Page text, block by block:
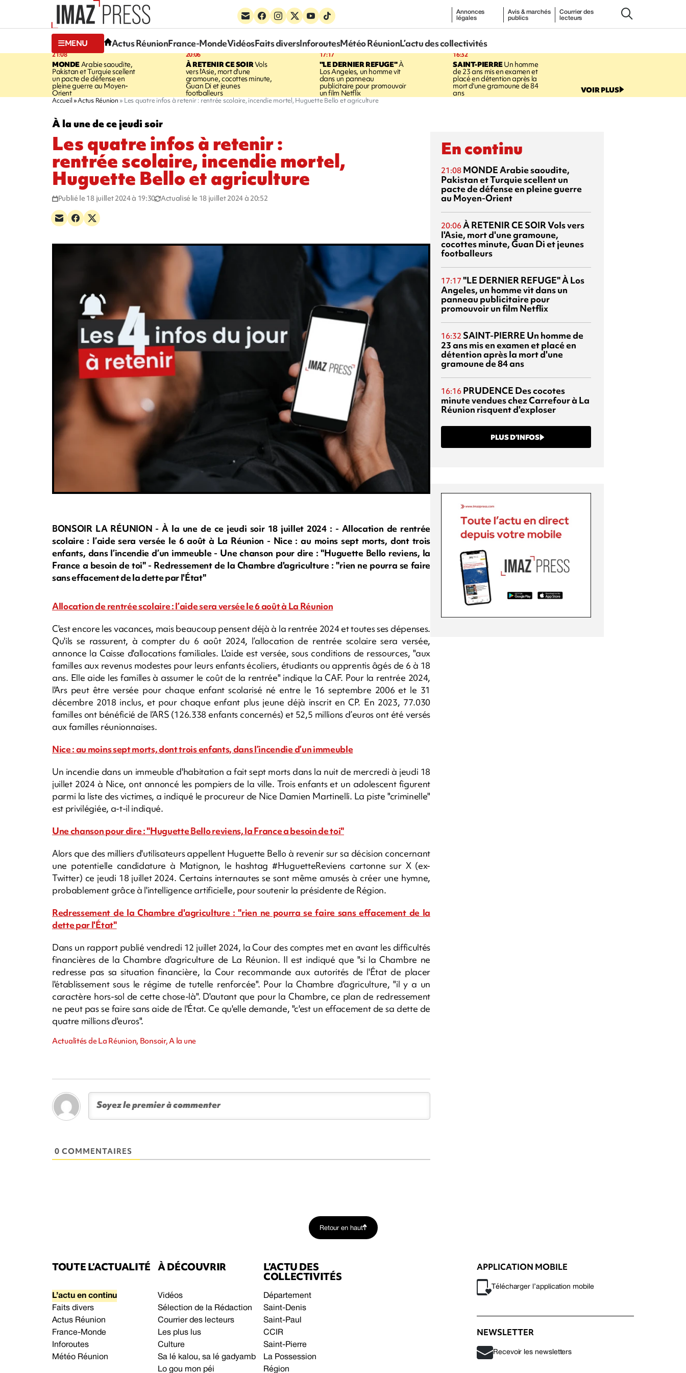
Annonces
légales
Avis & marchés
publics
Courrier des
lecteurs
MENU Actus RéunionFrance-MondeVidéosFaits diversInforoutesMétéo RéunionL’actu des collectivités
21:08
MONDE Arabie saoudite,
Pakistan et Turquie scellent
un pacte de défense en
pleine guerre au Moyen-
Orient
20:06
À RETENIR CE SOIRVols
vers l'Asie, mort d'une
gramoune, cocottes minute,
Guan Di et jeunes
footballeurs
17:17
"LE DERNIER REFUGE"À
Los Angeles, un homme vit
dans un panneau
publicitaire pour promouvoir
un film Netflix
16:32
SAINT-PIERREUn homme
de 23 ans mis en examen et
placé en détention après la
mort d'une gramoune de 84
ans VOIR PLUS
Accueil Actus Réunion Les quatre infos à retenir : rentrée scolaire, incendie mortel, Huguette Bello et agriculture
À la une de ce jeudi soir
Les quatre infos à retenir :
rentrée scolaire, incendie mortel,
Huguette Bello et agriculture
Publié le 18 juillet 2024 à 19:30 Actualisé le 18 juillet 2024 à 20:52
BONSOIR LA RÉUNION - À la une de ce jeudi soir 18 juillet 2024 : - Allocation de rentrée
scolaire : l’aide sera versée le 6 août à La Réunion - Nice : au moins sept morts, dont trois
enfants, dans l’incendie d’un immeuble - Une chanson pour dire : "Huguette Bello reviens, la
France a besoin de toi" - Redressement de la Chambre d'agriculture : "rien ne pourra se faire
sans effacement de la dette par l'État"
Allocation de rentrée scolaire : l’aide sera versée le 6 août à La Réunion
C'est encore les vacances, mais beaucoup pensent déjà à la rentrée 2024 et toutes ses dépenses.
Qu'ils se rassurent, à compter du 6 août 2024, l’allocation de rentrée scolaire sera versée,
annonce la Caisse d'allocations familiales. L'aide est versée, sous conditions de ressources, "aux
familles aux revenus modestes pour leurs enfants écoliers, étudiants ou apprentis âgés de 6 à 18
ans. Elle aide les familles à assumer le coût de la rentrée" indique la CAF. Pour la rentrée 2024,
l'Ars peut être versée pour chaque enfant scolarisé né entre le 16 septembre 2006 et le 31
décembre 2018 inclus, et pour chaque enfant plus jeune déjà inscrit en CP. En 2023, 77.030
familles ont bénéficié de l’ARS (126.338 enfants concernés) et 52,5 millions d’euros ont été versés
aux familles réunionnaises.
Nice : au moins sept morts, dont trois enfants, dans l’incendie d’un immeuble
Un incendie dans un immeuble d'habitation a fait sept morts dans la nuit de mercredi à jeudi 18
juillet 2024 à Nice, ont annoncé les pompiers de la ville. Trois enfants et un adolescent figurent
parmi la liste des victimes, a indiqué le procureur de Nice Damien Martinelli. La piste "criminelle"
est privilégiée, a-t-il indiqué.
Une chanson pour dire : "Huguette Bello reviens, la France a besoin de toi"
Alors que des milliers d'utilisateurs appellent Huguette Bello à revenir sur sa décision concernant
une potentielle candidature à Matignon, le hashtag #HuguetteReviens cartonne sur X (ex-
Twitter) ce jeudi 18 juillet 2024. Certains internautes se sont même amusés à créer une hymne,
probablement grâce à l'intelligence artificielle, pour soutenir la présidente de Région.
Redressement de la Chambre d'agriculture : "rien ne pourra se faire sans effacement de la
dette par l'État"
Dans un rapport publié vendredi 12 juillet 2024, la Cour des comptes met en avant les difficultés
financières de la Chambre d'agriculture de La Réunion. Il est indiqué que "si la Chambre ne
redresse pas sa situation financière, la Cour recommande aux autorités de l'État de placer
l'établissement sous le régime de tutelle renforcée". Pour la Chambre d'agriculture, "il y a un
caractère hors-sol de cette chose-là". D'autant que pour la Chambre, ce plan de redressement
ne peut pas se faire sans aide de l'État. Ce qu'elle demande, "c'est un effacement de sa dette de
quatre millions d'euros".
Actualités de La Réunion, Bonsoir, A la une
0 COMMENTAIRES
En continu
21:08 MONDEArabie saoudite,
Pakistan et Turquie scellent un
pacte de défense en pleine guerre
au Moyen-Orient
20:06À RETENIR CE SOIRVols vers
l'Asie, mort d'une gramoune,
cocottes minute, Guan Di et jeunes
footballeurs
17:17 "LE DERNIER REFUGE"À Los
Angeles, un homme vit dans un
panneau publicitaire pour
promouvoir un film Netflix
16:32 SAINT-PIERRE Un homme de
23 ans mis en examen et placé en
détention après la mort d'une
gramoune de 84 ans
16:16 PRUDENCE Des cocotes
minute vendues chez Carrefour à La
Réunion risquent d'exploser
PLUS D’INFOS
Retour en haut
TOUTE L’ACTUALITÉ
L’actu en continu
Faits divers
Actus Réunion
France-Monde
Inforoutes
Météo Réunion
À DÉCOUVRIR
Vidéos
Sélection de la Rédaction
Courrier des lecteurs
Les plus lus
Culture
Sa lé kalou, sa lé gadyamb
Lo gou mon péi
L’ACTU DES
COLLECTIVITÉS
Département
Saint-Denis
Saint-Paul
CCIR
Saint-Pierre
La Possession
Région
APPLICATION MOBILE
Télécharger l’application mobile
NEWSLETTER
Recevoir les newsletters